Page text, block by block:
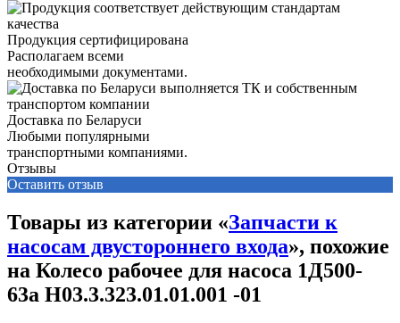
Продукция сертифицирована
Располагаем всеми
необходимыми документами.
Доставка по Беларуси
Любыми популярными
транспортными компаниями.
Отзывы
Оставить отзыв
Товары из категории «Запчасти к
насосам двустороннего входа», похожие
на Колесо рабочее для насоса 1Д500-
63а Н03.3.323.01.01.001 -01